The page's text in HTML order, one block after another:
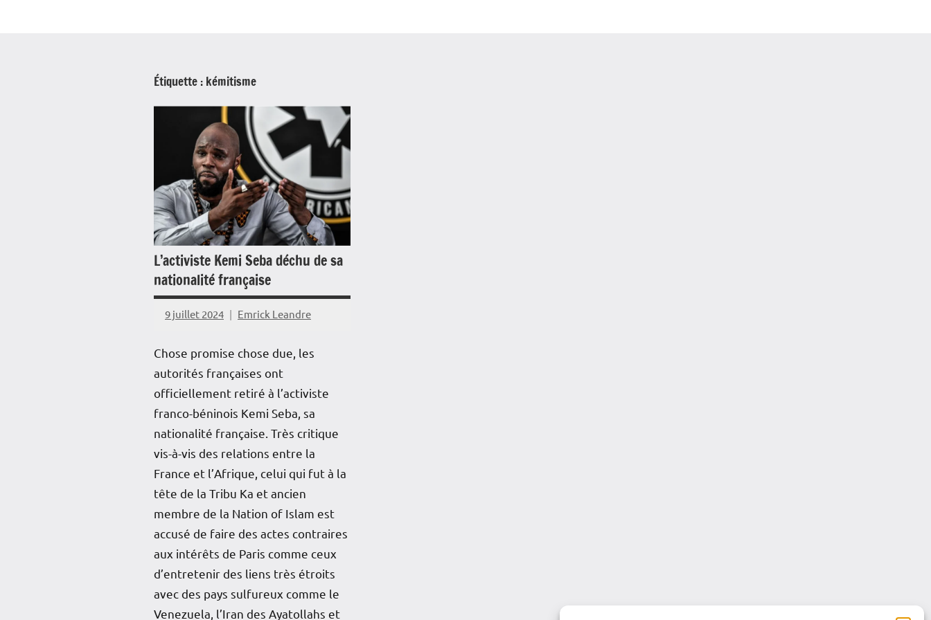
Étiquette : kémitisme
L’activiste Kemi Seba déchu de sa
nationalité française
9 juillet 2024 Emrick Leandre
Chose promise chose due, les
autorités françaises ont
officiellement retiré à l’activiste
franco-béninois Kemi Seba, sa
nationalité française. Très critique
vis-à-vis des relations entre la
France et l’Afrique, celui qui fut à la
tête de la Tribu Ka et ancien
membre de la Nation of Islam est
accusé de faire des actes contraires
aux intérêts de Paris comme ceux
d’entretenir des liens très étroits
avec des pays sulfureux comme le
Venezuela, l’Iran des Ayatollahs et